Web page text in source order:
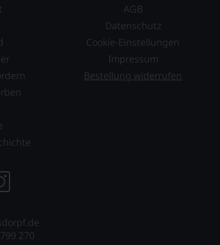
270
AGB
Datenschutz
Cookie-Einstellungen
Impressum
Bestellung widerrufen